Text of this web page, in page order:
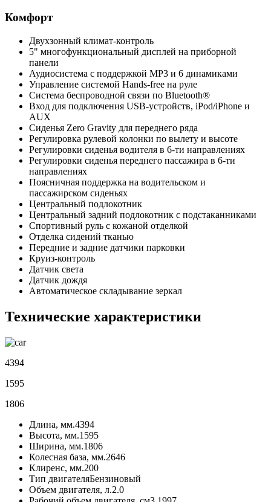
Комфорт
Двухзонный климат-контроль
5" многофункциональный дисплей на приборной
панели
Аудиосистема с поддержкой MP3 и 6 динамиками
Управление системой Hands-free на руле
Система беспроводной связи по Bluetooth®
Вход для подключения USB-устройств, iPod/iPhone и
AUX
Сиденья Zero Gravity для переднего ряда
Регулировка рулевой колонки по вылету и высоте
Регулировки сиденья водителя в 6-ти направлениях
Регулировки сиденья переднего пассажира в 6-ти
направлениях
Поясничная поддержка на водительском и
пассажирском сиденьях
Центральный подлокотник
Центральный задний подлокотник с подстаканниками
Спортивный руль с кожаной отделкой
Отделка сидений тканью
Передние и задние датчики парковки
Круиз-контроль
Датчик света
Датчик дождя
Автоматическое складывание зеркал
Технические характеристики
4394
1595
1806
Длина, мм.4394
Высота, мм.1595
Ширина, мм.1806
Колесная база, мм.2646
Клиренс, мм.200
Тип двигателяБензиновый
Объем двигателя, л.2.0